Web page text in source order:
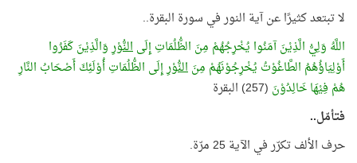
لا تبتعد كثيرًا عن آية النور في سورة البقرة..
اللَّهُ وَلِيُّ الَّذِيْنَ آمَنُوا يُخْرِجُهُمْ مِنَ الظُّلُمَاتِ إِلَىالنُّوْرِوَالَّذِيْنَ كَفَرُوا
أَوْلِيَاؤُهُمُ الطَّاغُوْتُ يُخْرِجُوْنَهُمْ مِنَالنُّوْرِإِلَى الظُّلُمَاتِ أُوْلَئِكَ أَصْحَابُ النَّارِ
هُمْ فِيْهَا خَالِدُوْنَ (257) البقرة
فتأمّل..
حرف الألف تكرّر في الآية 25 مرّة.